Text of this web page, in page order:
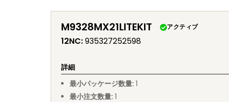
M9328MX21LITEKIT アクティブ
12NC:935327252598
詳細
最小パッケージ数量: 1
最小注文数量: 1